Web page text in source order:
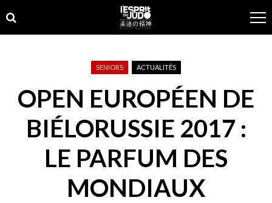
to
navigation
to
content
SENIORS ACTUALITÉS
OPEN EUROPÉEN DE
BIÉLORUSSIE 2017 :
LE PARFUM DES
MONDIAUX